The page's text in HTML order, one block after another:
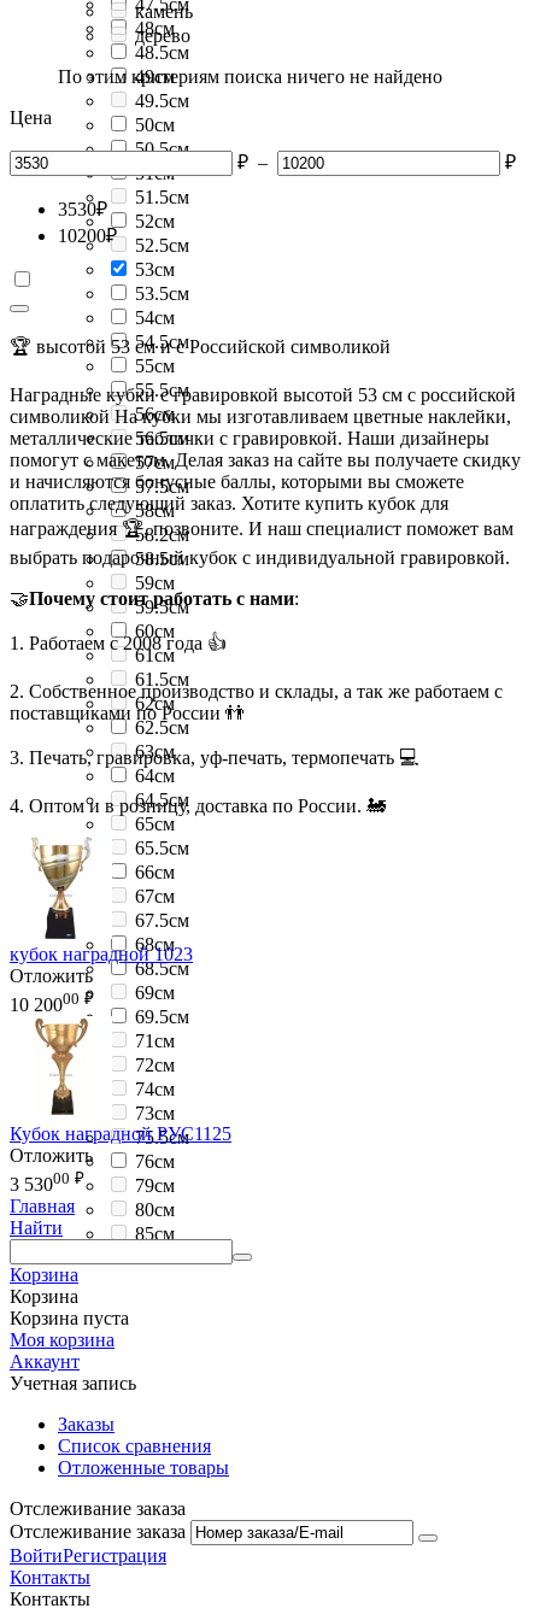
48см
48.5см
49см
49.5см
50см
50.5см
51см
51.5см
52см
52.5см
53см
53.5см
54см
54.5см
55см
55.5см
56см
56.5см
57см
57.5см
58см
58.2см
58.5см
59см
59.5см
60см
61см
61.5см
62см
62.5см
63см
64см
64.5см
65см
65.5см
66см
67см
67.5см
68см
68.5см
69см
69.5см
71см
72см
74см
73см
75.5см
76см
79см
80см
85см
камень
дерево
По этим критериям поиска ничего не найдено
Цена
₽ – ₽
3530₽
10200₽
🏆 высотой 53 см и с Российской символикой
Наградные кубки с гравировкой высотой 53 см с российской
символикой На кубки мы изготавливаем цветные наклейки,
металлические таблички с гравировкой. Наши дизайнеры
помогут с макетом. Делая заказ на сайте вы получаете скидку
и начисляются бонусные баллы, которыми вы сможете
оплатить следующий заказ. Хотите купить кубок для
награждения 🏆, позвоните. И наш специалист поможет вам
выбрать подарочный кубок с индивидуальной гравировкой.
🤝Почему стоит работать с нами:
1. Работаем с 2008 года 👍
2. Собственное производство и склады, а так же работаем с
поставщиками по России 👬
3. Печать, гравировка, уф-печать, термопечать 💻
4. Оптом и в розницу, доставка по России. 🚂
кубок наградной 1023
Отложить
10 20000 ₽
Кубок наградной РУС1125
Отложить
3 53000 ₽
Главная
Найти
Корзина
Корзина
Корзина пуста
Моя корзина
Аккаунт
Учетная запись
Заказы
Список сравнения
Отложенные товары
Отслеживание заказа
Отслеживание заказа
ВойтиРегистрация
Контакты
Контакты